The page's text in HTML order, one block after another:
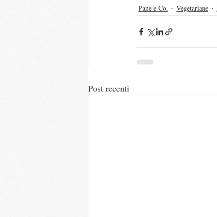
Pane e Co. Vegetariane
Post recenti